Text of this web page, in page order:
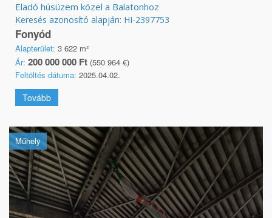
Eladó húsüzem közel a Balatonhoz
Keresés azonosító alapján: HI-2397753
Fonyód
Alapterület: 3 622 m²
Ár: 200 000 000 Ft (550 964 €)
Feltöltés dátuma: 2025.04.02.
Tovább
Műhely